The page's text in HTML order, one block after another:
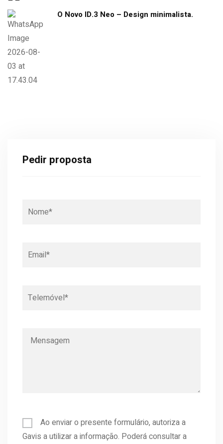
O Novo ID.3 Neo – Design minimalista.
Pedir proposta
Ao enviar o presente formulário, autoriza a
Gavis a utilizar a informação. Poderá consultar a